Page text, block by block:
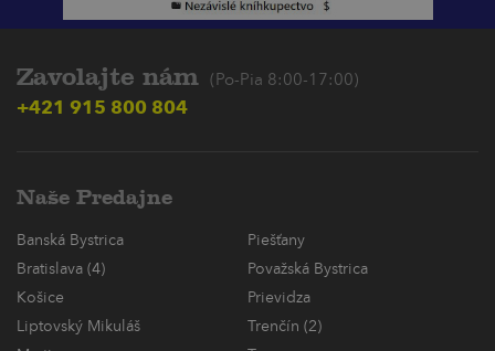
Zavolajte nám (Po-Pia 8:00-17:00)
+421 915 800 804
Naše Predajne
Banská Bystrica
Piešťany
Bratislava (4)
Považská Bystrica
Košice
Prievidza
Liptovský Mikuláš
Trenčín (2)